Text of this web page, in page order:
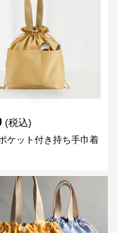
(税込)
ケット付き持ち手巾着